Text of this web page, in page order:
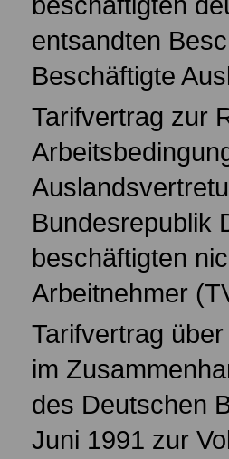
entsandten
Beschäftigte
Tarifvertrag zur
Bundesrepublik
beschäftigten
Arbeitnehmer
Tarifvertrag
im
des Deutschen
Juni 1991 zur